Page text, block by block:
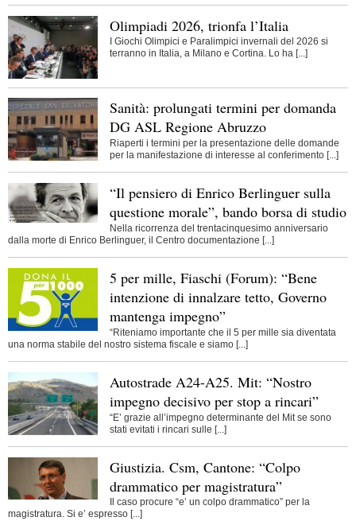
Olimpiadi 2026, trionfa l’Italia
I Giochi Olimpici e Paralimpici invernali del 2026 si
terranno in Italia, a Milano e Cortina. Lo ha [...]
Sanità: prolungati termini per domanda
DG ASL Regione Abruzzo
Riaperti i termini per la presentazione delle domande
per la manifestazione di interesse al conferimento [...]
“Il pensiero di Enrico Berlinguer sulla
questione morale”, bando borsa di studio
Nella ricorrenza del trentacinquesimo anniversario
dalla morte di Enrico Berlinguer, il Centro documentazione [...]
5 per mille, Fiaschi (Forum): “Bene
intenzione di innalzare tetto, Governo
mantenga impegno”
“Riteniamo importante che il 5 per mille sia diventata
una norma stabile del nostro sistema fiscale e siamo [...]
Autostrade A24-A25. Mit: “Nostro
impegno decisivo per stop a rincari”
“E’ grazie all’impegno determinante del Mit se sono
stati evitati i rincari sulle [...]
Giustizia. Csm, Cantone: “Colpo
drammatico per magistratura”
Il caso procure “e’ un colpo drammatico” per la
magistratura. Si e’ espresso [...]